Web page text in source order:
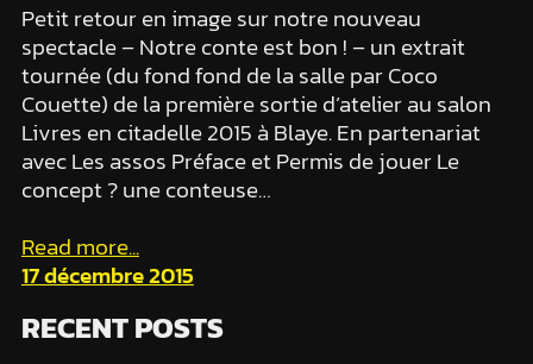
Petit retour en image sur notre nouveau
spectacle – Notre conte est bon ! – un extrait
tournée (du fond fond de la salle par Coco
Couette) de la première sortie d’atelier au salon
Livres en citadelle 2015 à Blaye. En partenariat
avec Les assos Préface et Permis de jouer Le
concept ? une conteuse…
Read more...
17 décembre 2015
RECENT POSTS